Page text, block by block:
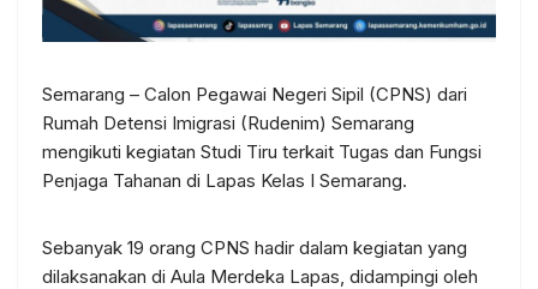
Semarang – Calon Pegawai Negeri Sipil (CPNS) dari
Rumah Detensi Imigrasi (Rudenim) Semarang
mengikuti kegiatan Studi Tiru terkait Tugas dan Fungsi
Penjaga Tahanan di Lapas Kelas I Semarang.
Sebanyak 19 orang CPNS hadir dalam kegiatan yang
dilaksanakan di Aula Merdeka Lapas, didampingi oleh